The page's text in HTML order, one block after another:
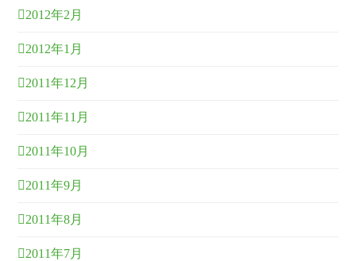
2012年2月
2012年1月
2011年12月
2011年11月
2011年10月
2011年9月
2011年8月
2011年7月